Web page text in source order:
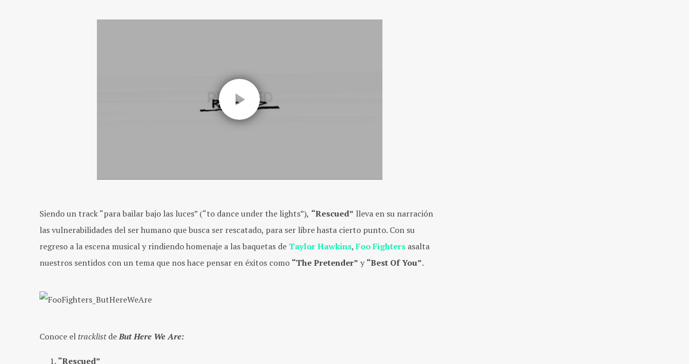
Siendo un track “para bailar bajo las luces” (“to dance under the lights”), “Rescued” lleva en su narración
las vulnerabilidades del ser humano que busca ser rescatado, para ser libre hasta cierto punto. Con su
regreso a la escena musical y rindiendo homenaje a las baquetas de Taylor Hawkins,Foo Fighters asalta
nuestros sentidos con un tema que nos hace pensar en éxitos como “The Pretender” y “Best Of You”.
Conoce el tracklistdeBut Here We Are:
“Rescued”